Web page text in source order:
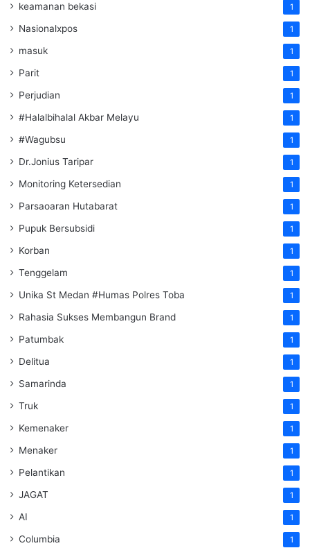
keamanan bekasi 1
Nasionalxpos 1
masuk 1
Parit 1
Perjudian 1
#Halalbihalal Akbar Melayu 1
#Wagubsu 1
Dr.Jonius Taripar 1
Monitoring Ketersedian 1
Parsaoaran Hutabarat 1
Pupuk Bersubsidi 1
Korban 1
Tenggelam 1
Unika St Medan #Humas Polres Toba 1
Rahasia Sukses Membangun Brand 1
Patumbak 1
Delitua 1
Samarinda 1
Truk 1
Kemenaker 1
Menaker 1
Pelantikan 1
JAGAT 1
AI 1
Columbia 1